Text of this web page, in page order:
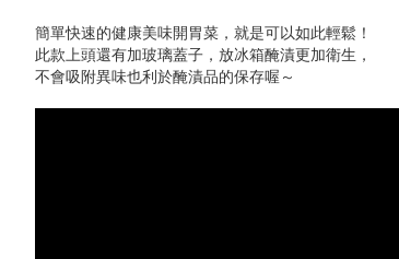
簡單快速的健康美味開胃菜，就是可以如此輕鬆！
此款上頭還有加玻璃蓋子，放冰箱醃漬更加衛生，
不會吸附異味也利於醃漬品的保存喔～